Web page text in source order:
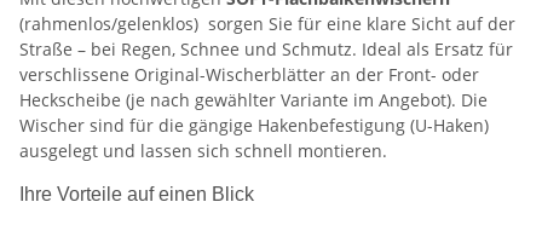
(rahmenlos/gelenklos) sorgen Sie für eine klare Sicht auf der
Straße – bei Regen, Schnee und Schmutz. Ideal als Ersatz für
verschlissene Original-Wischerblätter an der Front- oder
Heckscheibe (je nach gewählter Variante im Angebot). Die
Wischer sind für die gängige Hakenbefestigung (U-Haken)
ausgelegt und lassen sich schnell montieren.
Ihre Vorteile auf einen Blick